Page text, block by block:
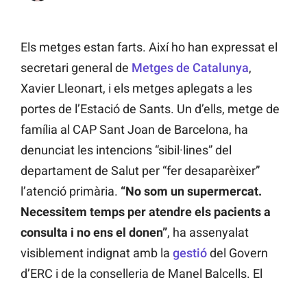
Els metges estan farts. Així ho han expressat el
secretari general de Metges de Catalunya,
Xavier Lleonart, i els metges aplegats a les
portes de l’Estació de Sants. Un d’ells, metge de
família al CAP Sant Joan de Barcelona, ha
denunciat les intencions “sibil·lines” del
departament de Salut per “fer desaparèixer”
l’atenció primària. “No som un supermercat.
Necessitem temps per atendre els pacients a
consulta i no ens el donen”, ha assenyalat
visiblement indignat amb la gestiódel Govern
d’ERC i de la conselleria de Manel Balcells. El